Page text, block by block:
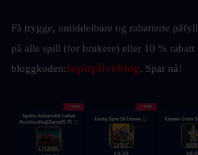
Få trygge, umiddelbare og rabatterte
på alle spill (for brukere) eller 10 % rabatt
bloggkoden:topupliveblog. Spar nå!